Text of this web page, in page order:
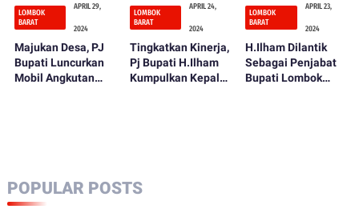
LOMBOK
BARAT
APRIL 29,
2024
Majukan Desa, PJ
Bupati Luncurkan
Mobil Angkutan
LOMBOK
BARAT
APRIL 24,
2024
Tingkatkan Kinerja,
Pj Bupati H.Ilham
Kumpulkan Kepala
LOMBOK
BARAT
APRIL 23,
2024
H.Ilham Dilantik
Sebagai Penjabat
Bupati Lombok
POPULAR POSTS